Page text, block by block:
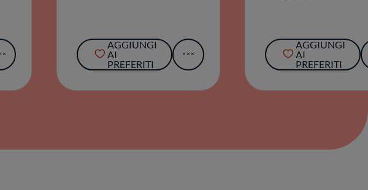
AGGIUNGI
AI
PREFERITI
AGGIUNGI
AI
PREFERITI